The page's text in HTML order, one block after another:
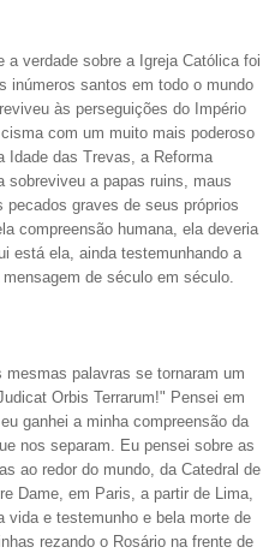
a verdade sobre a Igreja Católica foi
inúmeros santos em todo o mundo
às perseguições do Império
com um muito mais poderoso
Idade das Trevas, a Reforma
sobreviveu a papas ruins, maus
graves de seus próprios
compreensão humana, ela deveria
está ela, ainda testemunhando a
de século em século.
palavras se tornaram um
Orbis Terrarum!" Pensei em
ganhei a minha compreensão da
nos separam. Eu pensei sobre as
ao redor do mundo, da Catedral de
Dame, em Paris, a partir de Lima,
vida e testemunho e bela morte de
rezando o Rosário na frente de